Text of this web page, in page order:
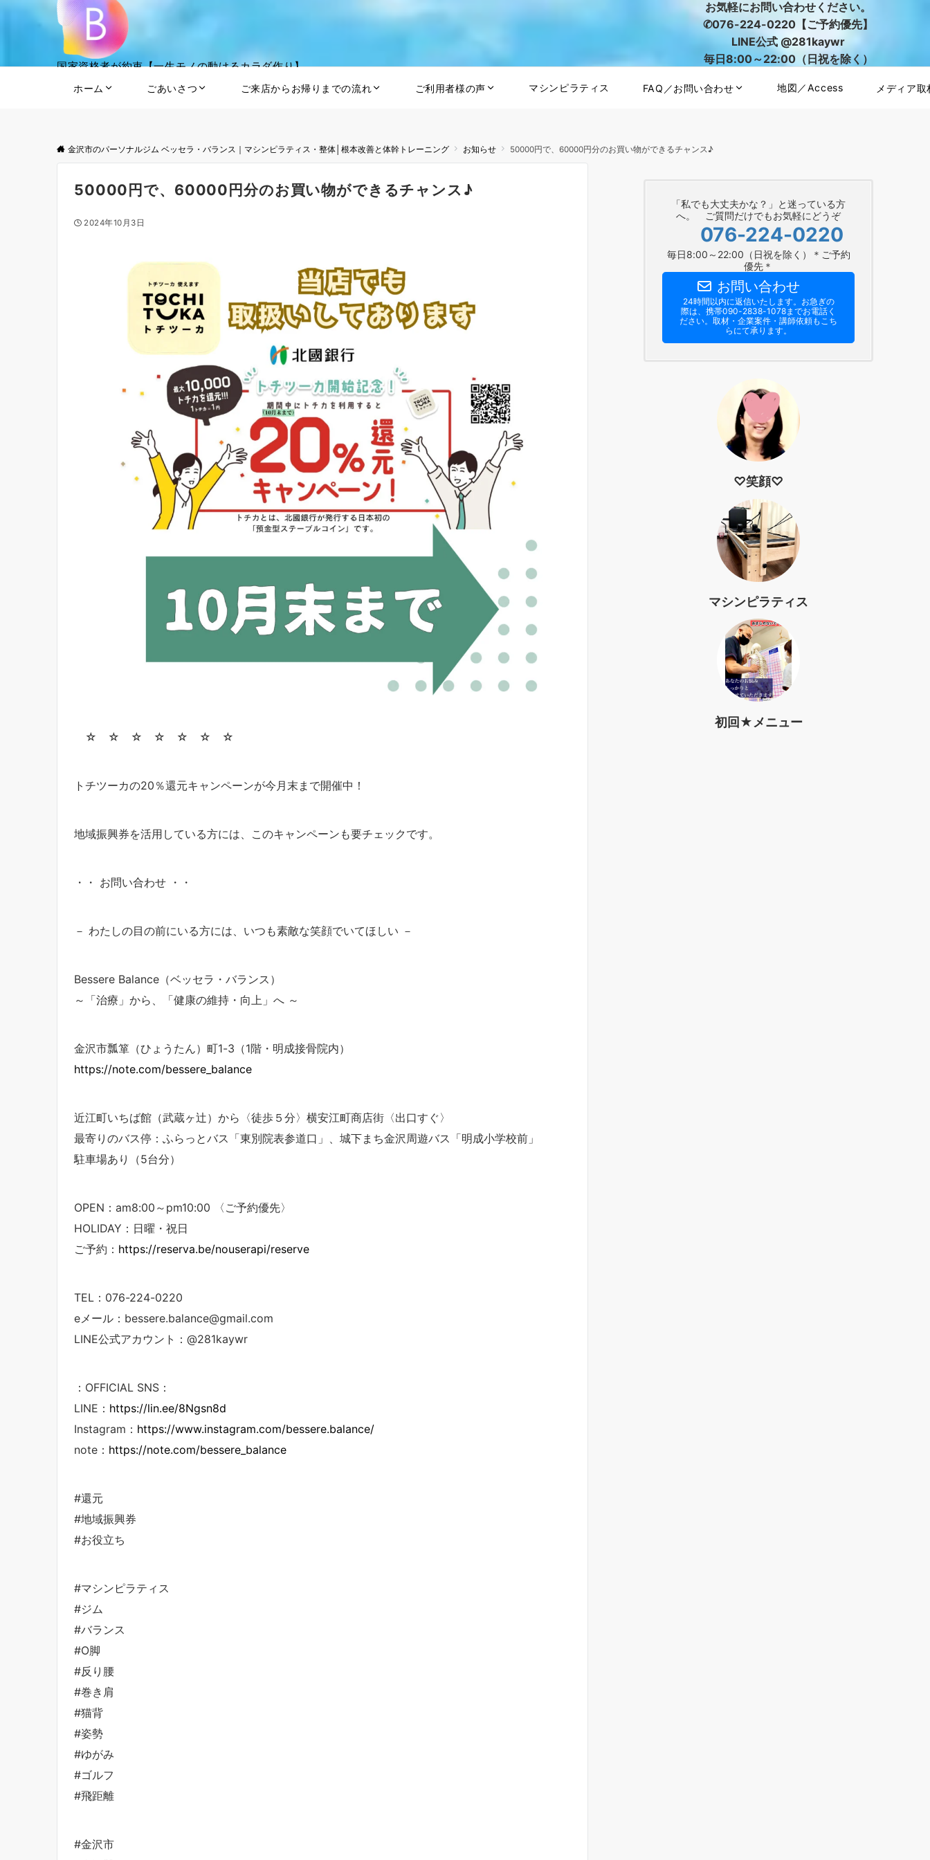
国家資格者が約束【一生モノの動けるカラダ作り】
お気軽にお問い合わせください。
✆076-224-0220【ご予約優先】
LINE公式 @281kaywr
毎日8:00～22:00（日祝を除く）
ホーム ごあいさつ ご来店からお帰りまでの流れ ご利用者様の声 マシンピラティス FAQ／お問い合わせ 地図／Access メディア取
金沢市のパーソナルジム ベッセラ・バランス｜マシンピラティス・整体│根本改善と体幹トレーニング お知らせ 50000円で、60000円分のお買い物ができるチャンス♪
50000円で、60000円分のお買い物ができるチャンス♪
2024年10月3日
☆ ☆ ☆ ☆ ☆ ☆ ☆
トチツーカの20％還元キャンペーンが今月末まで開催中！
地域振興券を活用している方には、このキャンペーンも要チェックです。
・・ お問い合わせ ・・
－ わたしの目の前にいる方には、いつも素敵な笑顔でいてほしい －
Bessere Balance（ベッセラ・バランス）
～「治療」から、「健康の維持・向上」へ ～
金沢市瓢箪（ひょうたん）町1-3（1階・明成接骨院内）
https://note.com/bessere_balance
近江町いちば館（武蔵ヶ辻）から〈徒歩５分〉横安江町商店街〈出口すぐ〉
最寄りのバス停：ふらっとバス「東別院表参道口」、城下まち金沢周遊バス「明成小学校前」
駐車場あり（5台分）
OPEN：am8:00～pm10:00 〈ご予約優先〉
HOLIDAY：日曜・祝日
ご予約： https://reserva.be/nouserapi/reserve
TEL：076-224-0220
eメール：bessere.balance@gmail.com
LINE公式アカウント：@281kaywr
：OFFICIAL SNS：
LINE： https://lin.ee/8Ngsn8d
Instagram： https://www.instagram.com/bessere.balance/
note： https://note.com/bessere_balance
#還元
#地域振興券
#お役立ち
#マシンピラティス
#ジム
#バランス
#O脚
#反り腰
#巻き肩
#猫背
#姿勢
#ゆがみ
#ゴルフ
#飛距離
#金沢市
「私でも大丈夫かな？」と迷っている方
へ。 ご質問だけでもお気軽にどうぞ
076-224-0220
毎日8:00～22:00（日祝を除く）＊ご予約
優先＊
お問い合わせ
24時間以内に返信いたします。お急ぎの
際は、携帯090-2838-1078までお電話く
ださい。​取材・企業案件・講師依頼もこち
らにて承ります。
♡笑顔♡
マシンピラティス
初回★メニュー